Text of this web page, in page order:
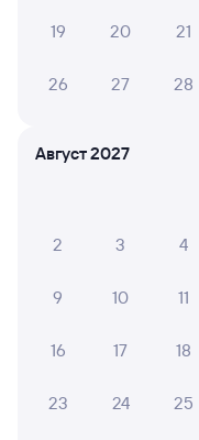
Обратные
19 20 21
26 27 28
Август 2027
2 3 4
9 10 11
16 17 18
23 24 25